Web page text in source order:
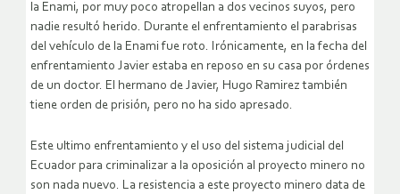
la Enami, por muy poco atropellan a dos vecinos suyos, pero
nadie resultó herido. Durante el enfrentamiento el parabrisas
del vehículo de la Enami fue roto. Irónicamente, en la fecha del
enfrentamiento Javier estaba en reposo en su casa por órdenes
de un doctor. El hermano de Javier, Hugo Ramirez también
tiene orden de prisión, pero no ha sido apresado.
Este ultimo enfrentamiento y el uso del sistema judicial del
Ecuador para criminalizar a la oposición al proyecto minero no
son nada nuevo. La resistencia a este proyecto minero data de